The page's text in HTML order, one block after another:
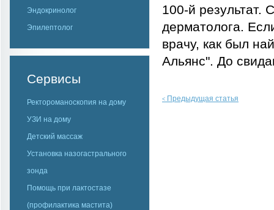
Эндокринолог
Эпилептолог
Сервисы
Ректороманоскопия на дому
УЗИ на дому
Детский массаж
Установка назогастрального
зонда
Помощь при лактостазе
(профилактика мастита)
100-й результат.
дерматолога.
врачу, как был
Альянс". До
< Предыдущая статья